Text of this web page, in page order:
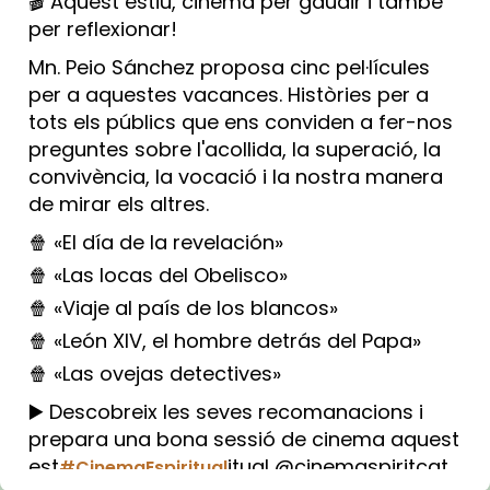
per reflexionar!
Mn. Peio Sánchez proposa cinc pel·lícules
per a aquestes vacances. Històries per a
tots els públics que ens conviden a fer-nos
preguntes sobre l'acollida, la superació, la
convivència, la vocació i la nostra manera
de mirar els altres.
🍿 «El día de la revelación»
🍿 «Las locas del Obelisco»
🍿 «Viaje al país de los blancos»
🍿 «León XIV, el hombre detrás del Papa»
🍿 «Las ovejas detectives»
▶️ Descobreix les seves recomanacions i
prepara una bona sessió de cinema aquest
est#CinemaEspiritualitual @cinemaspiritcat